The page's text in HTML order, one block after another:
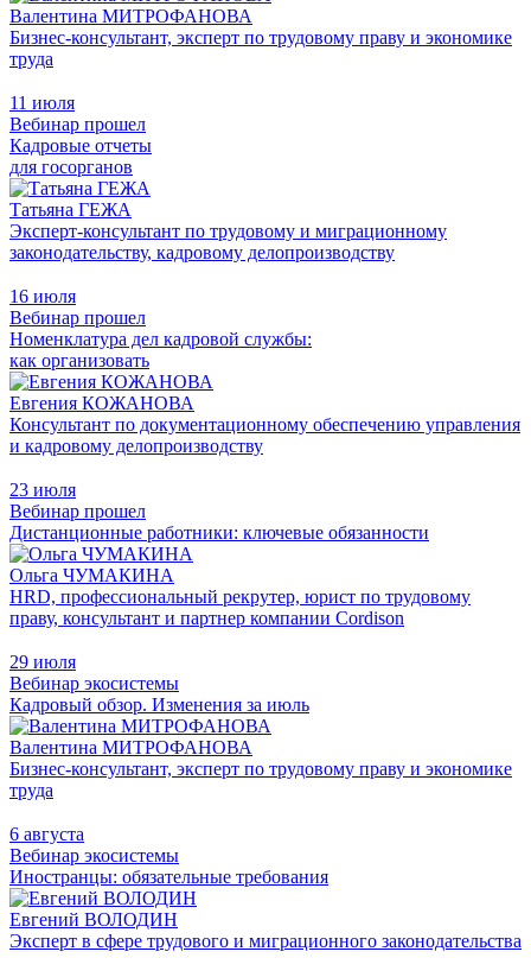
Валентина МИТРОФАНОВА
Бизнес-консультант, эксперт по трудовому праву и экономике
труда
11 июля
Вебинар прошел
Кадровые отчеты
для госорганов
Татьяна ГЕЖА
Эксперт-консультант по трудовому и миграционному
законодательству, кадровому делопроизводству
16 июля
Вебинар прошел
Номенклатура дел кадровой службы:
как организовать
Евгения КОЖАНОВА
Консультант по документационному обеспечению управления
и кадровому делопроизводству
23 июля
Вебинар прошел
Дистанционные работники: ключевые обязанности
Ольга ЧУМАКИНА
HRD, профессиональный рекрутер, юрист по трудовому
праву, консультант и партнер компании Cordison
29 июля
Вебинар экосистемы
Кадровый обзор. Изменения за июль
Валентина МИТРОФАНОВА
Бизнес-консультант, эксперт по трудовому праву и экономике
труда
6 августа
Вебинар экосистемы
Иностранцы: обязательные требования
Евгений ВОЛОДИН
Эксперт в сфере трудового и миграционного законодательства